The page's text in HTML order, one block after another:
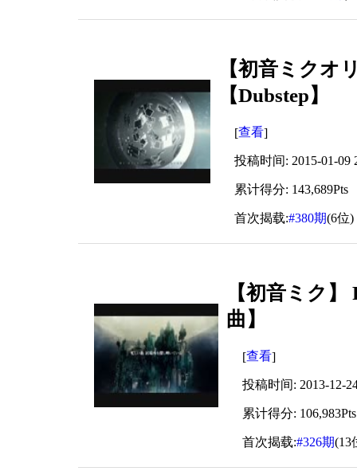
【初音ミク
【Dubstep】
[查看]
投稿时间: 2015-01-09
累计得分: 143,689Pts
首次揭载:#380期(6位)
【初音ミク
曲】
[查看]
投稿时间: 2013-12-
累计得分: 106,983Pts
首次揭载:#326期(13